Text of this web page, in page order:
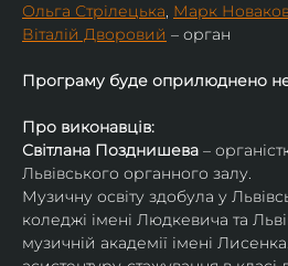
Ольга Стрілецька, Марк
Віталій Дворовий – орган
Програму буде оприлюднено
Про виконавців:
Світлана Позднишева –
Львівського органного залу.
Музичну освіту здобула у
коледжі імені Людкевича та
музичній академії імені